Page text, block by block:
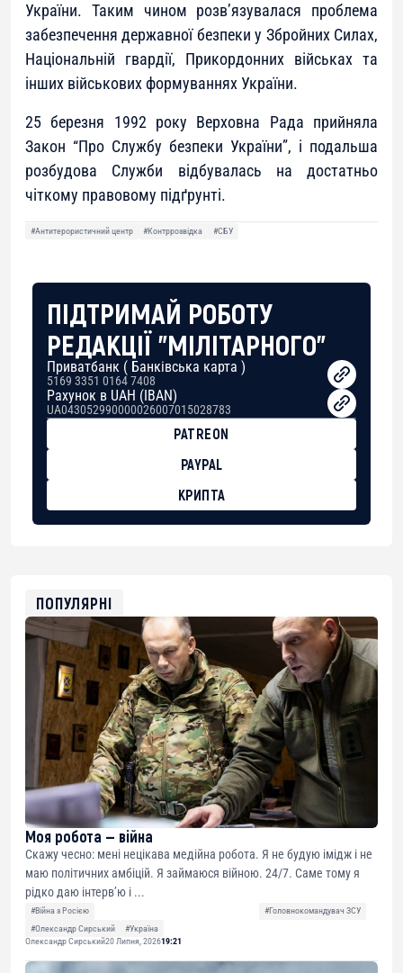
України. Таким чином розв’язувалася проблема
забезпечення державної безпеки у Збройних Силах,
Національній гвардії, Прикордонних військах та
інших військових формуваннях України.
25 березня 1992 року Верховна Рада прийняла
Закон “Про Службу безпеки України”, і подальша
розбудова Служби відбувалась на достатньо
чіткому правовому підґрунті.
#Антитерористичний центр #Контррозвідка #СБУ
ПІДТРИМАЙ РОБОТУ
РЕДАКЦІЇ "МІЛІТАРНОГО"
Приватбанк ( Банківська карта )
5169 3351 0164 7408
Рахунок в UAH (IBAN)
UA043052990000026007015028783
PATREON
PAYPAL
КРИПТА
ПОПУЛЯРНІ
Моя робота — війна
Скажу чесно: мені нецікава медійна робота. Я не будую імідж і не
маю політичних амбіцій. Я займаюся війною. 24/7. Саме тому я
рідко даю інтерв’ю і ...
#Війна з Росією
#Головнокомандувач ЗСУ
#Олександр Сирський
#Україна
Олександр Сирський20 Липня, 202619:21